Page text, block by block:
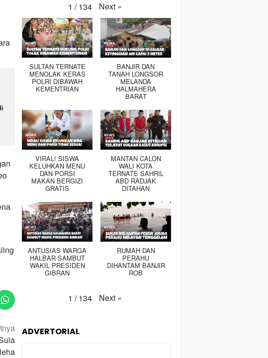
1 / 134 Next »
SULTAN TERNATE
MENOLAK KERAS
POLRI DIBAWAH
KEMENTRIAN
BANJIR DAN
TANAH LONGSOR
MELANDA
HALMAHERA
BARAT
VIRAL! SISWA
KELUHKAN MENU
DAN PORSI
MAKAN BERGIZI
GRATIS
MANTAN CALON
WALI KOTA
TERNATE SAHRIL
ABD RADJAK
DITAHAN
ANTUSIAS WARGA
HALBAR SAMBUT
WAKIL PRESIDEN
GIBRAN
RUMAH DAN
PERAHU
DIHANTAM BANJIR
ROB
1 / 134 Next »
ADVERTORIAL